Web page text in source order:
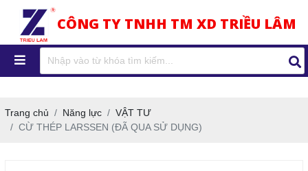
CÔNG TY TNHH TM XD TRIỀU LÂM
Trang chủ Năng lực
VẬT TƯ
CỪ THÉP LARSSEN (ĐÃ QUA SỬ DỤNG)